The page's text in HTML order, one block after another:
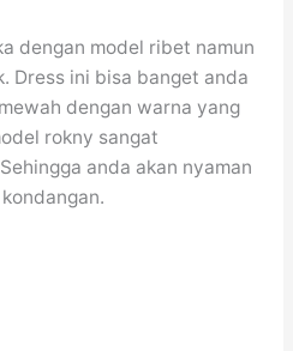
dengan model ribet namun
Dress ini bisa banget anda
dengan warna yang
rokny sangat
anda akan nyaman